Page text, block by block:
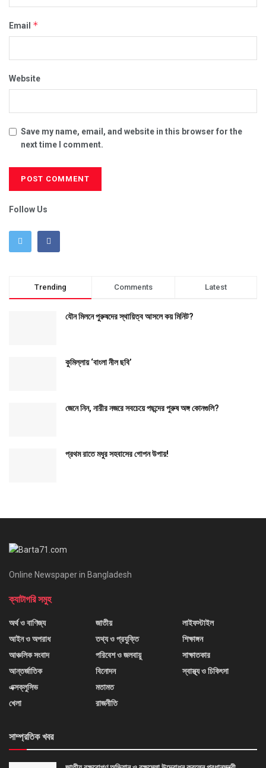
Email *
Website
Save my name, email, and website in this browser for the
next time I comment.
Follow Us
Trending Comments Latest
যৌন মিলনে পুরুষদের স্থায়িত্ব আসলে কয় মিনিট?
কুমিল্লায় ‘বাংলা নীল ছবি’
জেনে নিন, নারীর নজরে সবচেয়ে পছন্দের পুরুষ অঙ্গ কোনগুলি?
প্রথম রাতে মধুর সহবাসের গোপন উপায়!
Online Newspaper in Bangladesh
ক্যাটাগরি সমুহ
অর্থ ও বাণিজ্য
আইন ও অপরাধ
আঞ্চলিক সংবাদ
আন্তর্জাতিক
এক্সক্লুসিভ
খেলা
জাতীয়
তথ্য ও প্রযুক্তি
পরিবেশ ও জলবায়ু
বিনোদন
মতামত
রাজনীতি
লাইফস্টাইল
শিক্ষাঙ্গন
সাক্ষাতকার
স্বাস্থ্য ও চিকিৎসা
সাম্প্রতিক খবর